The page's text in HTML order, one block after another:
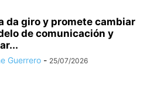
da giro y promete cambiar
de comunicación y
Guerrero - 25/07/2026